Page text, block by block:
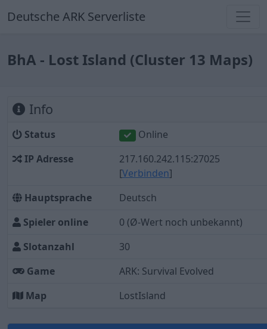
Deutsche ARK Serverliste
BhA - Lost Island (Cluster 13 Maps)
Info
Status
Online
IP Adresse
217.160.242.115:27025
[Verbinden]
Hauptsprache
Deutsch
Spieler online
0 (Ø-Wert noch unbekannt)
Slotanzahl
30
Game
ARK: Survival Evolved
Map
LostIsland